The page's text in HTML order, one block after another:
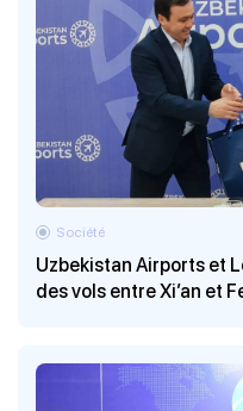
Uzbekistan Airports et
des vols entre Xi’an et
Société